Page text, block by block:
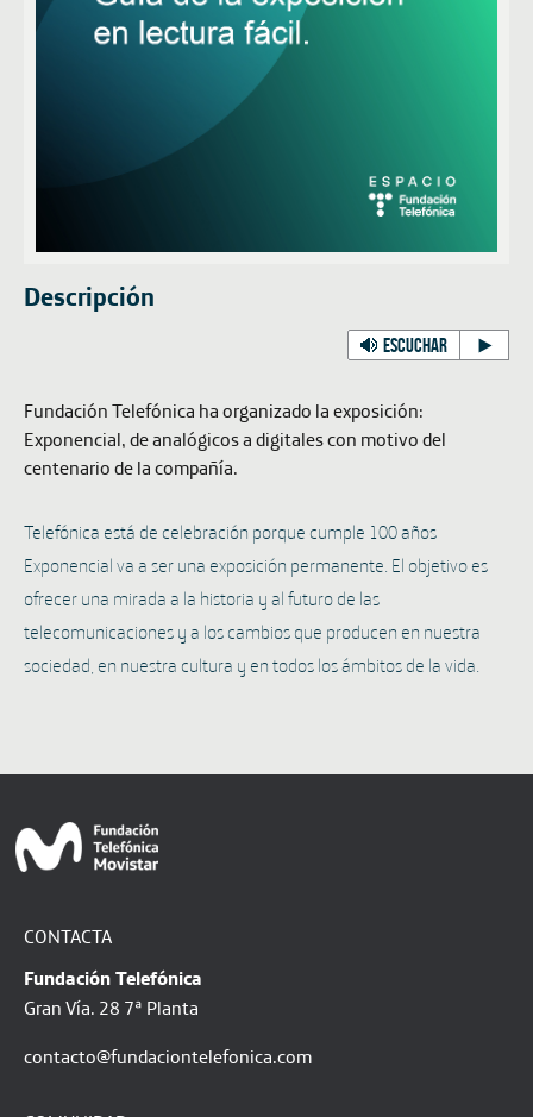
Descripción
ESCUCHAR
Fundación Telefónica ha organizado la exposición:
Exponencial, de analógicos a digitales con motivo del
centenario de la compañía.
Telefónica está de celebración porque cumple 100 años
Exponencial va a ser una exposición permanente. El objetivo es
ofrecer una mirada a la historia y al futuro de las
telecomunicaciones y a los cambios que producen en nuestra
sociedad, en nuestra cultura y en todos los ámbitos de la vida.
CONTACTA
Fundación Telefónica
Gran Vía. 28 7ª Planta
contacto@fundaciontelefonica.com